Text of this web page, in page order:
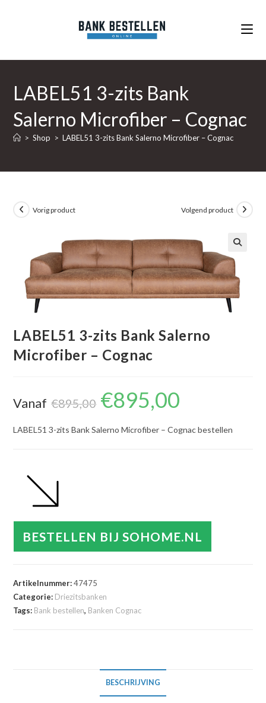
LABEL51 3-zits Bank
Salerno Microfiber – Cognac
> Shop > LABEL51 3-zits Bank Salerno Microfiber – Cognac
Vorig product Volgend product
🔍
LABEL51 3-zits Bank Salerno
Microfiber – Cognac
Vanaf €895,00
Oorspronkelijke
prijs
was:
€895,00
LABEL51 3-zits Bank Salerno Microfiber – Cognac bestellen
BESTELLEN BIJ SOHOME.NL
Artikelnummer:47475
Categorie: Driezitsbanken
Tags: Bank bestellen, Banken Cognac
BESCHRIJVING